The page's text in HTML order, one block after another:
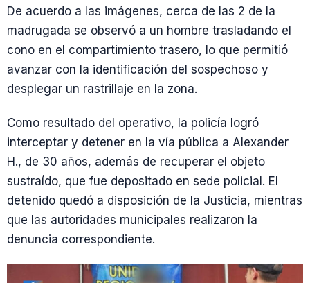
De acuerdo a las imágenes, cerca de las 2 de la
madrugada se observó a un hombre trasladando el
cono en el compartimiento trasero, lo que permitió
avanzar con la identificación del sospechoso y
desplegar un rastrillaje en la zona.
Como resultado del operativo, la policía logró
interceptar y detener en la vía pública a Alexander
H., de 30 años, además de recuperar el objeto
sustraído, que fue depositado en sede policial. El
detenido quedó a disposición de la Justicia, mientras
que las autoridades municipales realizaron la
denuncia correspondiente.